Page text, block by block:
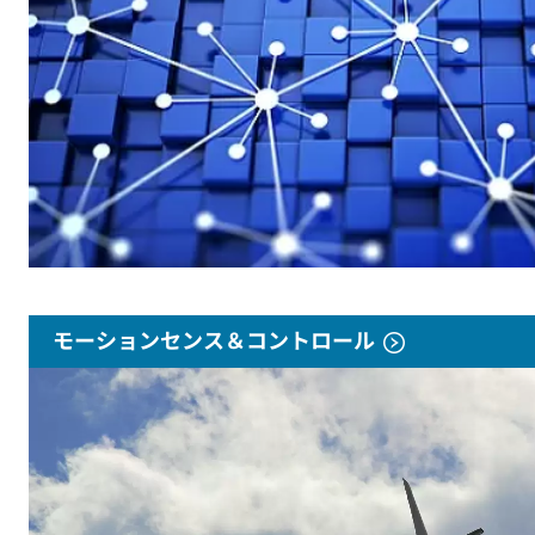
モーションセンス＆コントロール